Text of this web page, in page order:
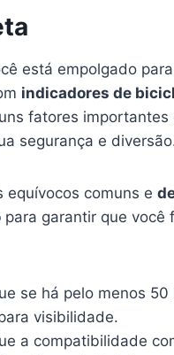
está empolgado
indicadores de
fatores importantes
segurança e
equívocos comuns e
para garantir que você
se há pelo menos 50
visibilidade.
a compatibilidade